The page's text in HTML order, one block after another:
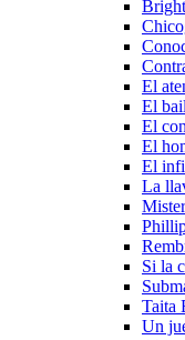
El
El
El
El
El
La
Si la
Taita
Un